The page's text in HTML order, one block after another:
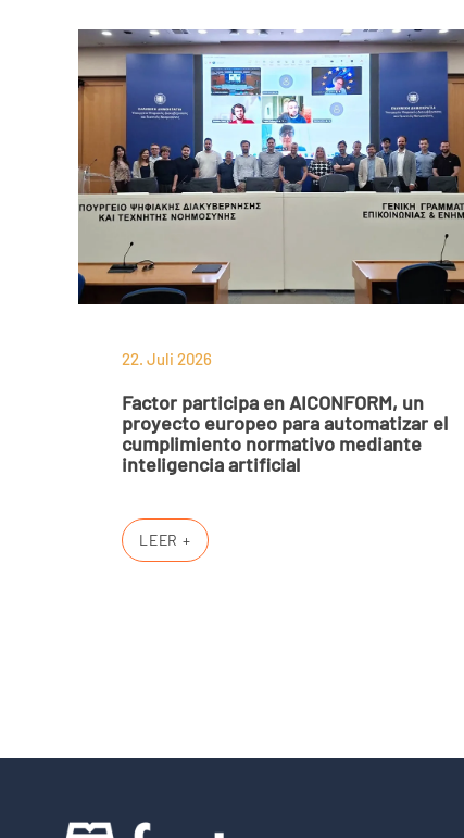
22. Juli 2026
Factor participa en AICONFORM, un
proyecto europeo para automatizar el
cumplimiento normativo mediante
inteligencia artificial
LEER +